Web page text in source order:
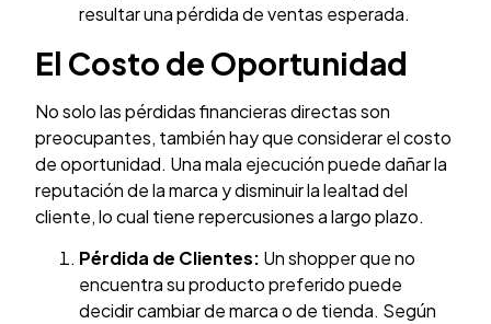
resultar una pérdida de ventas esperada.
El Costo de Oportunidad
No solo las pérdidas financieras directas son
preocupantes, también hay que considerar el costo
de oportunidad. Una mala ejecución puede dañar la
reputación de la marca y disminuir la lealtad del
cliente, lo cual tiene repercusiones a largo plazo.
Pérdida de Clientes: Un shopper que no
encuentra su producto preferido puede
decidir cambiar de marca o de tienda. Según